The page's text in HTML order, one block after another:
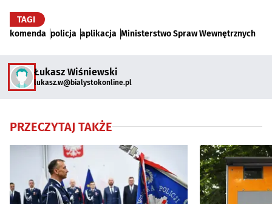
TAGI
komenda policja aplikacja Ministerstwo Spraw Wewnętrznych
Łukasz Wiśniewski
lukasz.w@bialystokonline.pl
PRZECZYTAJ TAKŻE